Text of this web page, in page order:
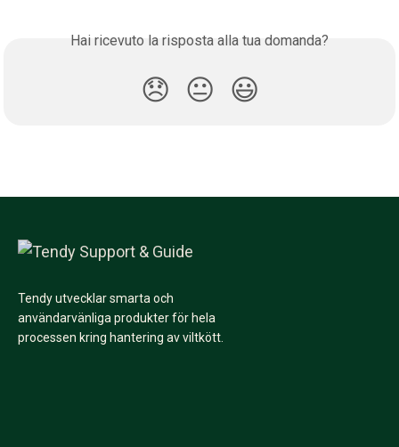
Hai ricevuto la risposta alla tua domanda?
😞 😐 😃
Tendy utvecklar smarta och
användarvänliga produkter för hela
processen kring hantering av viltkött.